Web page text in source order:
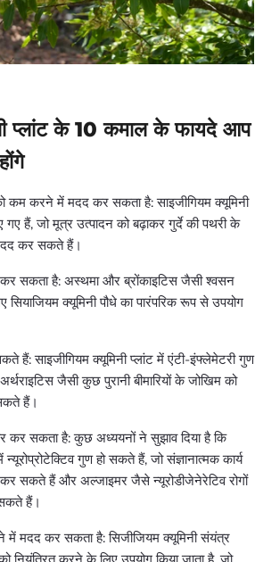
प्लांट के 10 कमाल के फायदे आप
कम करने में मदद कर सकता है: साइजीगियम क्यूमिनी
गए हैं, जो मूत्र उत्पादन को बढ़ाकर गुर्दे की पथरी के
कर सकते हैं।
सकता है: अस्थमा और ब्रोंकाइटिस जैसी श्वसन
सियाजियम क्यूमिनी पौधे का पारंपरिक रूप से उपयोग
हैं: साइजीगियम क्यूमिनी प्लांट में एंटी-इंफ्लेमेटरी गुण
जैसी कुछ पुरानी बीमारियों के जोखिम को
हैं।
कर सकता है: कुछ अध्ययनों ने सुझाव दिया है कि
न्यूरोप्रोटेक्टिव गुण हो सकते हैं, जो संज्ञानात्मक कार्य
सकते हैं और अल्जाइमर जैसे न्यूरोडीजेनेरेटिव रोगों
हैं।
में मदद कर सकता है: सिजीजियम क्यूमिनी संयंत्र